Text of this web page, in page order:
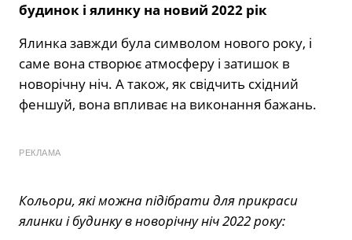
будинок і ялинку на новий 2022 рік
Ялинка завжди була символом нового року, і
саме вона створює атмосферу і затишок в
новорічну ніч. А також, як свідчить східний
феншуй, вона впливає на виконання бажань.
РЕКЛАМА
Кольори, які можна підібрати для прикраси
ялинки і будинку в новорічну ніч 2022 року: